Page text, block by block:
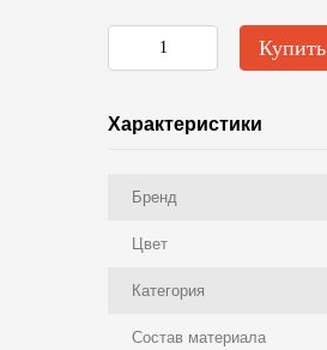
Купить
Характеристики
Бренд
Цвет
Категория
Состав материала